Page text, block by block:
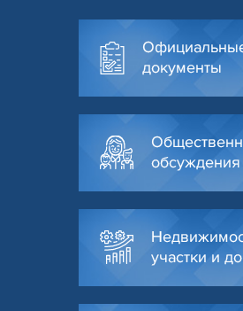
документы
обсуждения
участки и